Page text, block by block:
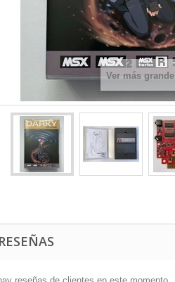
Ver más grande
RESEÑAS